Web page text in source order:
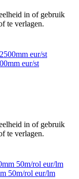
in of gebruik
te verlagen.
eur/st
in of gebruik
te verlagen.
50m/rol eur/lm